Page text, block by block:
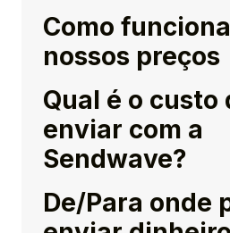
Como
nossos preços
Qual é o custo
enviar com a
Sendwave?
De/Para onde